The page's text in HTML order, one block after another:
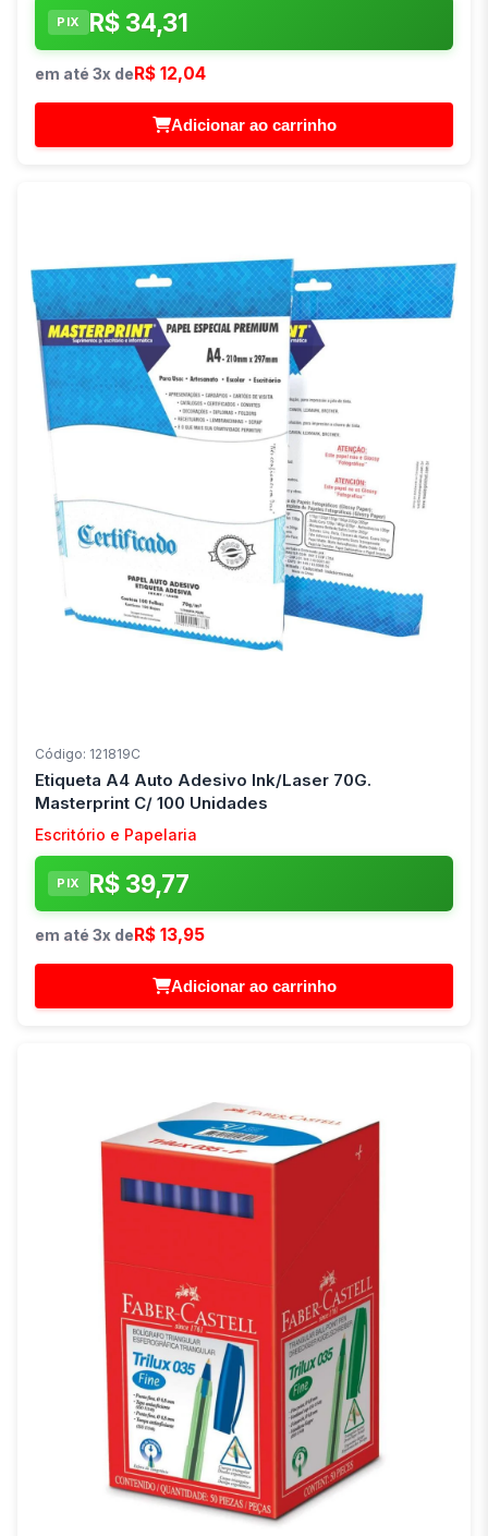
PIX R$ 34,31
em até 3x deR$ 12,04
Adicionar ao carrinho
Código: 121819C
Etiqueta A4 Auto Adesivo Ink/Laser 70G.
Masterprint C/ 100 Unidades
Escritório e Papelaria
PIX R$ 39,77
em até 3x de R$ 13,95
Adicionar ao carrinho